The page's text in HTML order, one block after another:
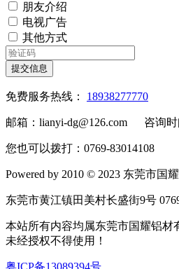
朋友介绍
电视广告
其他方式
提交信息
免费服务热线： 18938277770
邮箱：lianyi-dg@126.com 咨询时
您也可以拨打：0769-83014108
Powered by 2010 © 2023 东莞市国
东莞市黄江镇田美村长盛街9号
本站所有内容均属东莞市国耀铝材
未经授权不得使用！